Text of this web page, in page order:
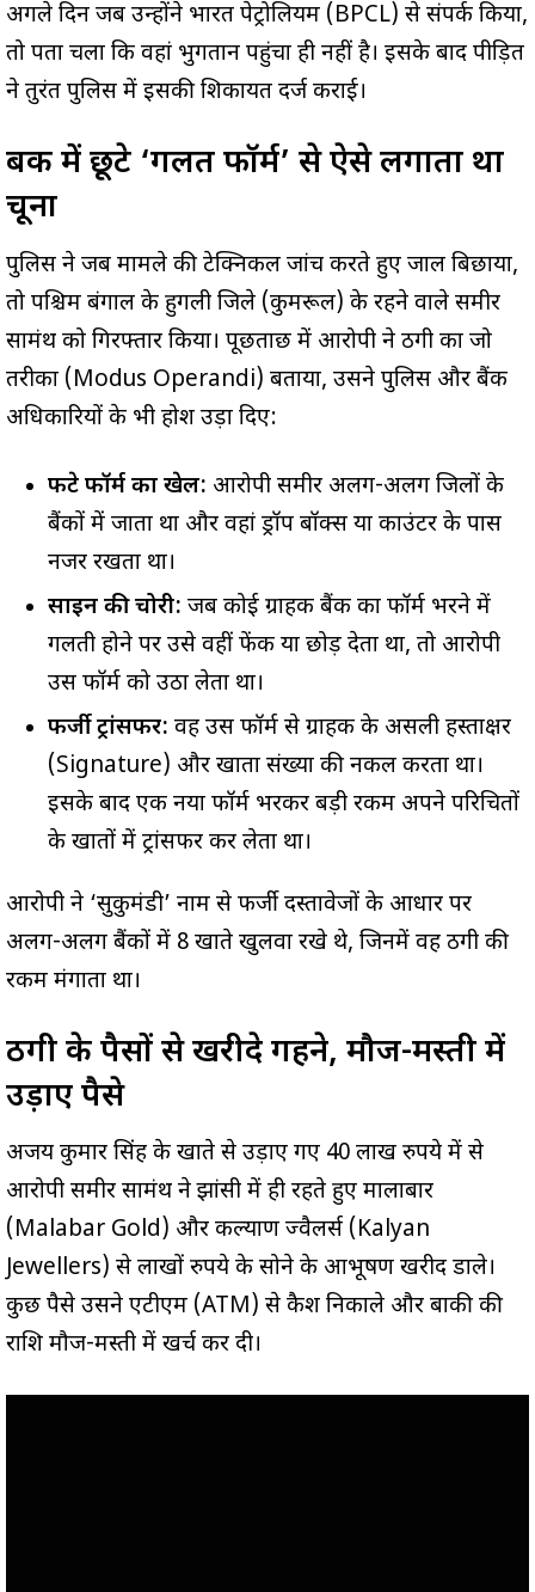
अगले दिन जब उन्होंने भारत पेट्रोलियम (BPCL) से संपर्क किया,
तो पता चला कि वहां भुगतान पहुंचा ही नहीं है। इसके बाद पीड़ित
ने तुरंत पुलिस में इसकी शिकायत दर्ज कराई।
बैंक में छूटे ‘गलत फॉर्म’ से ऐसे लगाता था
चूना
पुलिस ने जब मामले की टेक्निकल जांच करते हुए जाल बिछाया,
तो पश्चिम बंगाल के हुगली जिले (कुमरूल) के रहने वाले समीर
सामंथ को गिरफ्तार किया। पूछताछ में आरोपी ने ठगी का जो
तरीका (Modus Operandi) बताया, उसने पुलिस और बैंक
अधिकारियों के भी होश उड़ा दिए:
फटे फॉर्म का खेल: आरोपी समीर अलग-अलग जिलों के
बैंकों में जाता था और वहां ड्रॉप बॉक्स या काउंटर के पास
नजर रखता था।
साइन की चोरी: जब कोई ग्राहक बैंक का फॉर्म भरने में
गलती होने पर उसे वहीं फेंक या छोड़ देता था, तो आरोपी
उस फॉर्म को उठा लेता था।
फर्जी ट्रांसफर: वह उस फॉर्म से ग्राहक के असली हस्ताक्षर
(Signature) और खाता संख्या की नकल करता था।
इसके बाद एक नया फॉर्म भरकर बड़ी रकम अपने परिचितों
के खातों में ट्रांसफर कर लेता था।
आरोपी ने ‘सुकुमंडी’ नाम से फर्जी दस्तावेजों के आधार पर
अलग-अलग बैंकों में 8 खाते खुलवा रखे थे, जिनमें वह ठगी की
रकम मंगाता था।
ठगी के पैसों से खरीदे गहने, मौज-मस्ती में
उड़ाए पैसे
अजय कुमार सिंह के खाते से उड़ाए गए 40 लाख रुपये में से
आरोपी समीर सामंथ ने झांसी में ही रहते हुए मालाबार
(Malabar Gold) और कल्याण ज्वैलर्स (Kalyan
Jewellers) से लाखों रुपये के सोने के आभूषण खरीद डाले।
कुछ पैसे उसने एटीएम (ATM) से कैश निकाले और बाकी की
राशि मौज-मस्ती में खर्च कर दी।